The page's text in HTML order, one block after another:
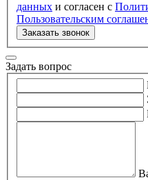
данных и согласен с
Пользовательским
Заказать звонок
Задать вопрос